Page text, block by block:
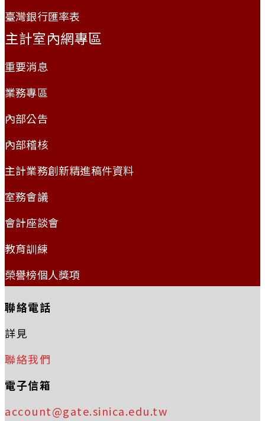
臺灣銀行匯率表
主計室內網專區
重要消息
業務專區
內部公告
內部稽核
主計業務創新精進稿件資料
室務會議
會計座談會
教育訓練
榮譽榜個人獎項
聯絡電話
詳見
聯絡我們
電子信箱
account@gate.sinica.edu.tw